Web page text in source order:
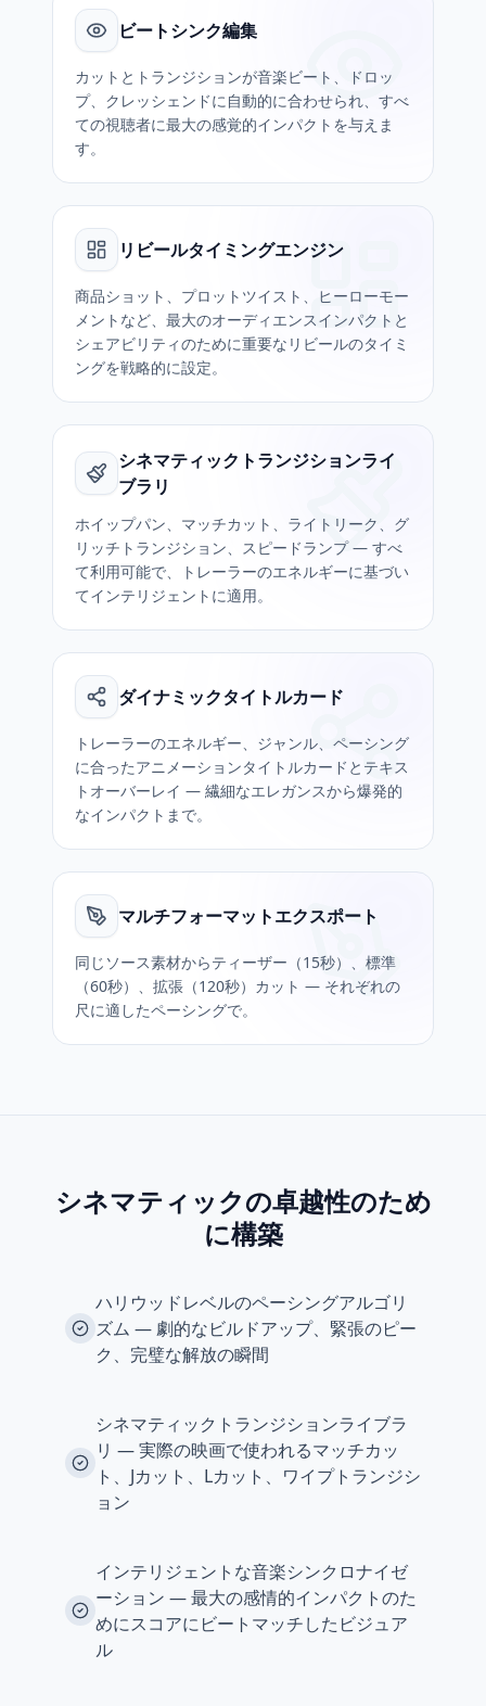
ビートシンク編集
カットとトランジションが音楽ビート、ドロッ
プ、クレッシェンドに自動的に合わせられ、すべ
ての視聴者に最大の感覚的インパクトを与えま
す。
リビールタイミングエンジン
商品ショット、プロットツイスト、ヒーローモー
メントなど、最大のオーディエンスインパクトと
シェアビリティのために重要なリビールのタイミ
ングを戦略的に設定。
シネマティックトランジションライ
ブラリ
ホイップパン、マッチカット、ライトリーク、グ
リッチトランジション、スピードランプ — すべ
て利用可能で、トレーラーのエネルギーに基づい
てインテリジェントに適用。
ダイナミックタイトルカード
トレーラーのエネルギー、ジャンル、ペーシング
に合ったアニメーションタイトルカードとテキス
トオーバーレイ — 繊細なエレガンスから爆発的
なインパクトまで。
マルチフォーマットエクスポート
同じソース素材からティーザー（15秒）、標準
（60秒）、拡張（120秒）カット — それぞれの
尺に適したペーシングで。
シネマティックの卓越性のため
に構築
ハリウッドレベルのペーシングアルゴリ
ズム — 劇的なビルドアップ、緊張のピー
ク、完璧な解放の瞬間
シネマティックトランジションライブラ
リ — 実際の映画で使われるマッチカッ
ト、Jカット、Lカット、ワイプトランジシ
ョン
インテリジェントな音楽シンクロナイゼ
ーション — 最大の感情的インパクトのた
めにスコアにビートマッチしたビジュア
ル